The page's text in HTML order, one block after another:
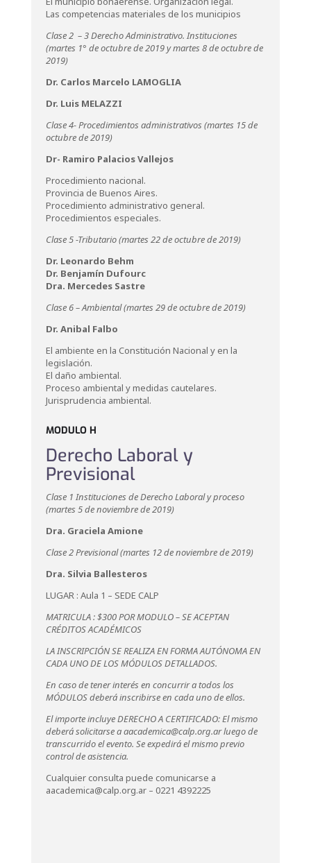
Las competencias materiales de los municipios
Clase 2 – 3 Derecho Administrativo. Instituciones
(martes 1° de octubre de 2019 y martes 8 de octubre de
2019)
Dr. Carlos Marcelo LAMOGLIA
Dr. Luis MELAZZI
Clase 4- Procedimientos administrativos (martes 15 de
octubre de 2019)
Dr- Ramiro Palacios Vallejos
Procedimiento nacional.
Provincia de Buenos Aires.
Procedimiento administrativo general.
Procedimientos especiales.
Clase 5 -Tributario (martes 22 de octubre de 2019)
Dr. Leonardo Behm
Dr. Benjamín Dufourc
Dra. Mercedes Sastre
Clase 6 – Ambiental (martes 29 de octubre de 2019)
Dr. Anibal Falbo
El ambiente en la Constitución Nacional y en la
legislación.
El daño ambiental.
Proceso ambiental y medidas cautelares.
Jurisprudencia ambiental.
MODULO H
Derecho Laboral y
Previsional
Clase 1 Instituciones de Derecho Laboral y proceso
(martes 5 de noviembre de 2019)
Dra. Graciela Amione
Clase 2 Previsional (martes 12 de noviembre de 2019)
Dra. Silvia Ballesteros
LUGAR : Aula 1 – SEDE CALP
MATRICULA : $300 POR MODULO – SE ACEPTAN
CRÉDITOS ACADÉMICOS
LA INSCRIPCIÓN SE REALIZA EN FORMA AUTÓNOMA EN
CADA UNO DE LOS MÓDULOS DETALLADOS.
En caso de tener interés en concurrir a todos los
MÓDULOS deberá inscribirse en cada uno de ellos.
El importe incluye DERECHO A CERTIFICADO: El mismo
deberá solicitarse a aacademica@calp.org.ar luego de
transcurrido el evento. Se expedirá el mismo previo
control de asistencia.
Cualquier consulta puede comunicarse a
aacademica@calp.org.ar – 0221 4392225